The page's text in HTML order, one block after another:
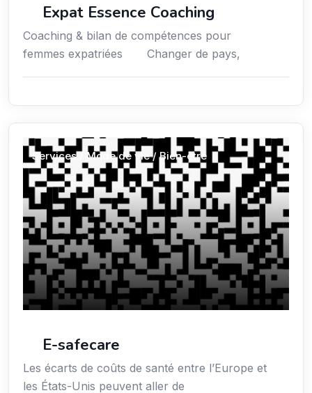
Expat Essence Coaching
Coaching & bilan de compétences pour
femmes expatriées Changer de pays,
Services / Mode de vie / Bien-être
E-safecare
Les écarts de coûts de santé entre l’Europe et
les États-Unis peuvent aller de